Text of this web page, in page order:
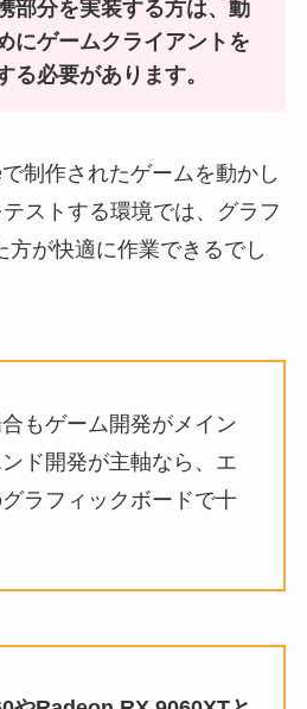
部分を実装する方は、動
にゲームクライアントを
る必要があります。
制作されたゲームを動かし
ストする環境では、グラフ
方が快適に作業できるでし
もゲーム開発がメイン
ド開発が主軸なら、エ
ラフィックボードで十